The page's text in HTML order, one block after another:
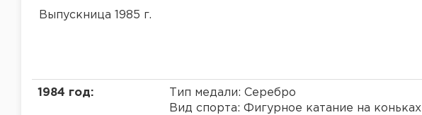
Выпускница 1985 г.
1984 год:
Тип медали: Серебро
Вид спорта: Фигурное катание на коньках